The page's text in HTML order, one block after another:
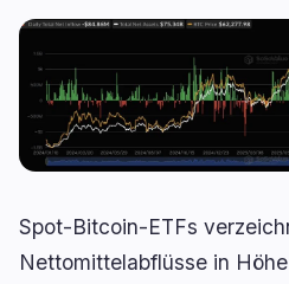
DeFi 3
DEXs
Kreditvergabe 0
Derivate 1
RWA
Spot-Bitcoin-ETFs
Nettomittelabflüsse in